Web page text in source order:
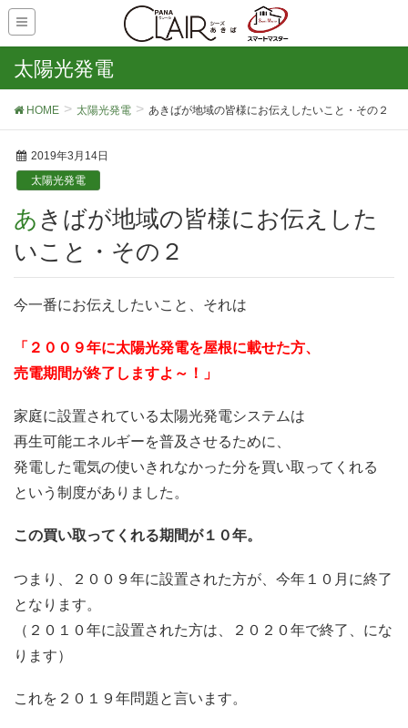
太陽光発電
HOME 太陽光発電 あきばが地域の皆様にお伝えしたいこと・その２
2019年3月14日
太陽光発電
あきばが地域の皆様にお伝えした
いこと・その２
今一番にお伝えしたいこと、それは
「２００９年に太陽光発電を屋根に載せた方、
売電期間が終了しますよ～！」
家庭に設置されている太陽光発電システムは
再生可能エネルギーを普及させるために、
発電した電気の使いきれなかった分を買い取ってくれる
という制度がありました。
この買い取ってくれる期間が１０年。
つまり、２００９年に設置された方が、今年１０月に終了
となります。
（２０１０年に設置された方は、２０２０年で終了、にな
ります）
これを２０１９年問題と言います。